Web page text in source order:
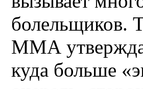
болельщиков.
ММА
куда больше